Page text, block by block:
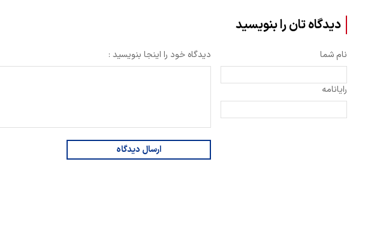
دیدگاه تان را بنویسید
نام شما
رایانامه
دیدگاه خود را اینجا بنویسید :
ارسال دیدگاه